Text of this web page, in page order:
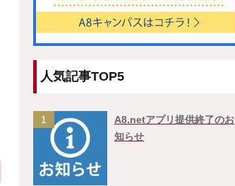
人気記事TOP5
1
A8.netアプリ提供終了のお
知らせ